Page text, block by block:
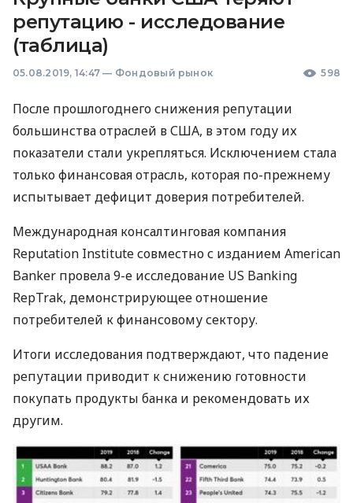
репутацию - исследование
(таблица)
05.08.2019, 14:47 — Фондовый рынок 598
После прошлогоднего снижения репутации
большинства отраслей вСША, в этом году их
показатели стали укрепляться. Исключением стала
только финансовая отрасль, которая по-прежнему
испытывает дефицит доверия потребителей.
Международная консалтинговая компания
Reputation Institute совместно с изданием American
Banker провела 9-е исследование US Banking
RepTrak, демонстрирующее отношение
потребителей к финансовому сектору.
Итоги исследования подтверждают, что падение
репутации приводит к снижению готовности
покупать продукты банка и рекомендовать их
другим.